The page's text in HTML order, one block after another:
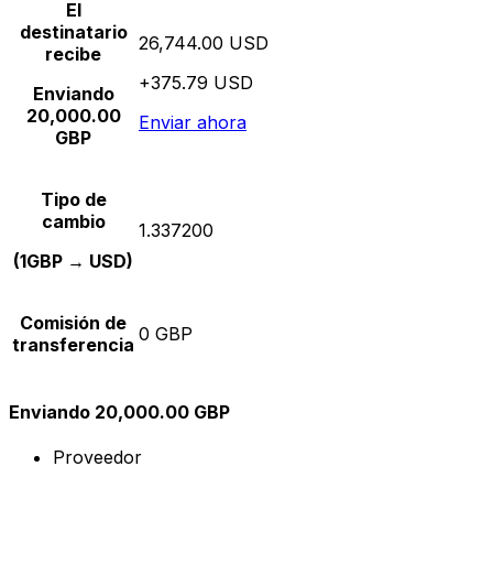
El
destinatario
recibe
Enviando
20,000.00
GBP
26,744.00 USD
+375.79 USD
Enviar ahora
Tipo de
cambio
(1GBP → USD)
1.337200
Comisión de
transferencia 0 GBP
Enviando 20,000.00 GBP
Proveedor